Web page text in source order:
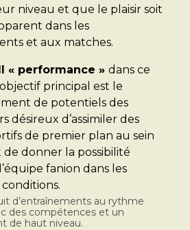
niveau et que le plaisir soit
dans les
et aux matches.
« performance » dans ce
principal est le
de potentiels des
désireux d’assimiler des
de premier plan au sein
de donner la possibilité
fanion dans les
d’entraînements au rythme
des compétences et un
de haut niveau.